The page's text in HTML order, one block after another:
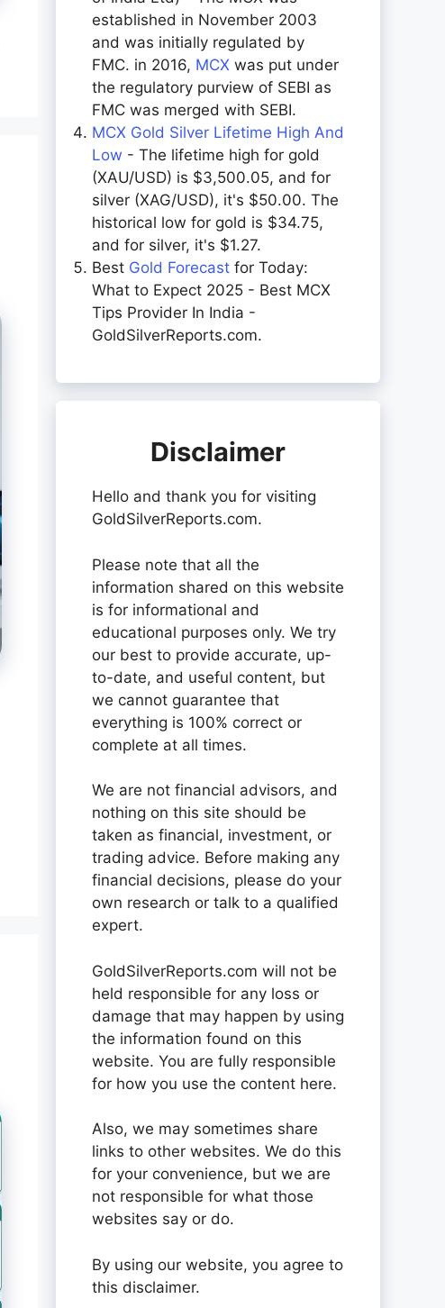
established in November 2003
and was initially regulated by
FMC. in 2016, MCX was put under
the regulatory purview of SEBI as
FMC was merged with SEBI.
MCX Gold Silver Lifetime High And
Low - The lifetime high for gold
(XAU/USD) is $3,500.05, and for
silver (XAG/USD), it's $50.00. The
historical low for gold is $34.75,
and for silver, it's $1.27.
Best Gold Forecast for Today:
What to Expect 2025 - Best MCX
Tips Provider In India -
GoldSilverReports.com.
Disclaimer
Hello and thank you for visiting
GoldSilverReports.com.
Please note that all the
information shared on this website
is for informational and
educational purposes only. We try
our best to provide accurate, up-
to-date, and useful content, but
we cannot guarantee that
everything is 100% correct or
complete at all times.
We are not financial advisors, and
nothing on this site should be
taken as financial, investment, or
trading advice. Before making any
financial decisions, please do your
own research or talk to a qualified
expert.
GoldSilverReports.com will not be
held responsible for any loss or
damage that may happen by using
the information found on this
website. You are fully responsible
for how you use the content here.
Also, we may sometimes share
links to other websites. We do this
for your convenience, but we are
not responsible for what those
websites say or do.
By using our website, you agree to
this disclaimer.